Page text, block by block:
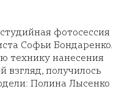
фотосессия
Софьи Бондаренко.
технику нанесения
взгляд, получилось
Полина Лысенко